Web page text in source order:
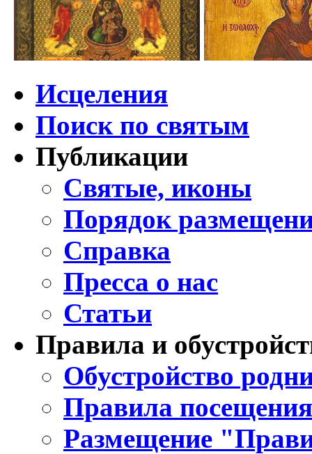
Исцеления
Поиск по святым
Публикации
Святые, иконы
Порядок
Справка
Пресса о нас
Статьи
Правила и
Обустройство
Правила
Размещение